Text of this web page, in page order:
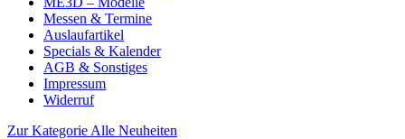
Messen & Termine
Auslaufartikel
Specials & Kalender
AGB & Sonstiges
Impressum
Widerruf
Zur Kategorie Alle Neuheiten